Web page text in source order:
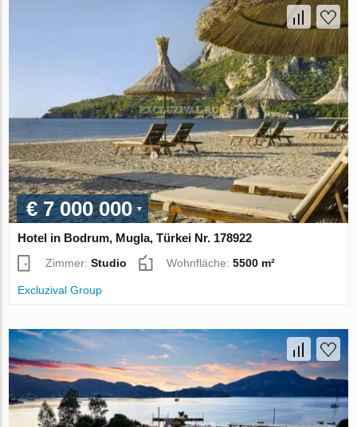
€ 7 000 000
Hotel in Bodrum, Mugla, Türkei Nr. 178922
Zimmer:Studio Wohnfläche:5500 m²
Excluzival Group